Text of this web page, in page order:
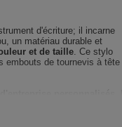
d'écriture; il incarne
un matériau durable et
et de taille . Ce stylo
embouts de tournevis à tête
indispensable pour vos